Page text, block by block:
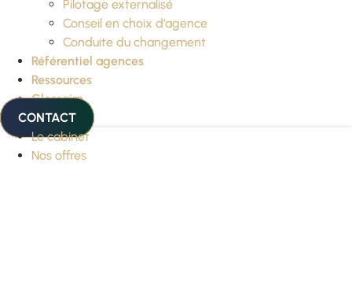
Pilotage externalisé
Conseil en choix d’agence
Conduite du changement
Référentiel agences
Ressources
Glossaire
CONTACT
Le cabinet
Nos offres